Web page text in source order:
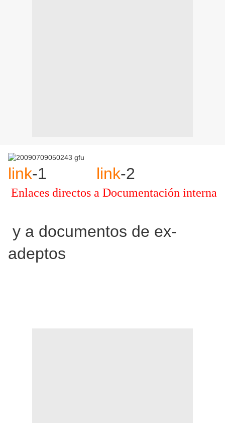
link-1 link-2
Enlaces directos a Documentación interna
y a documentos de ex-
adeptos